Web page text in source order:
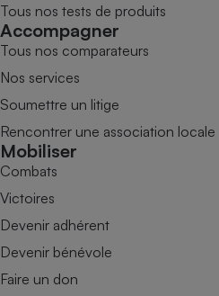
Tous nos tests de produits
Accompagner
Tous nos comparateurs
Nos services
Soumettre un litige
Rencontrer une association locale
Mobiliser
Combats
Victoires
Devenir adhérent
Devenir bénévole
Faire un don